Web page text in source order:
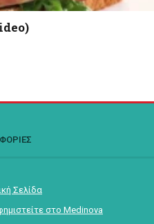
Σελίδα
στο Medinova